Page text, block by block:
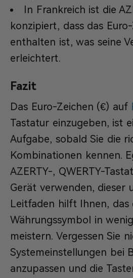
In Frankreich ist die
konzipiert, dass das
enthalten ist, was seine
erleichtert.
Fazit
Das Euro-Zeichen (€) auf
Tastatur einzugeben, ist
Aufgabe, sobald Sie die
Kombinationen kennen.
AZERTY-, QWERTY-
Gerät verwenden, dieser
Leitfaden hilft Ihnen, das
Währungssymbol in
meistern. Vergessen Sie
Systemeinstellungen bei
anzupassen und die